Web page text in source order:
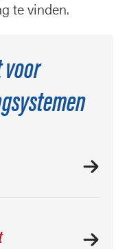
te vinden.
voor